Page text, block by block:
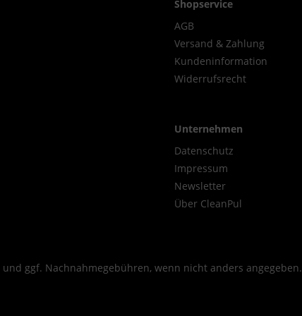
Shopservice
AGB
Versand & Zahlung
Kundeninformation
Widerrufsrecht
Unternehmen
Datenschutz
Impressum
Newsletter
Über CleanPul
und ggf. Nachnahmegebühren, wenn nicht anders angegeben.